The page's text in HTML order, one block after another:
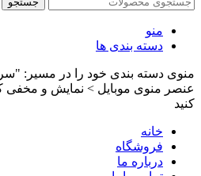
منو
دسته بندی ها
منوی دسته بندی خود را در مسیر:
عنصر منوی موبایل > نمایش و مخفی
کنید
خانه
فروشگاه
درباره ما